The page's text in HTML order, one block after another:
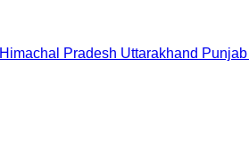
Himachal Pradesh Uttarakhand Punjab